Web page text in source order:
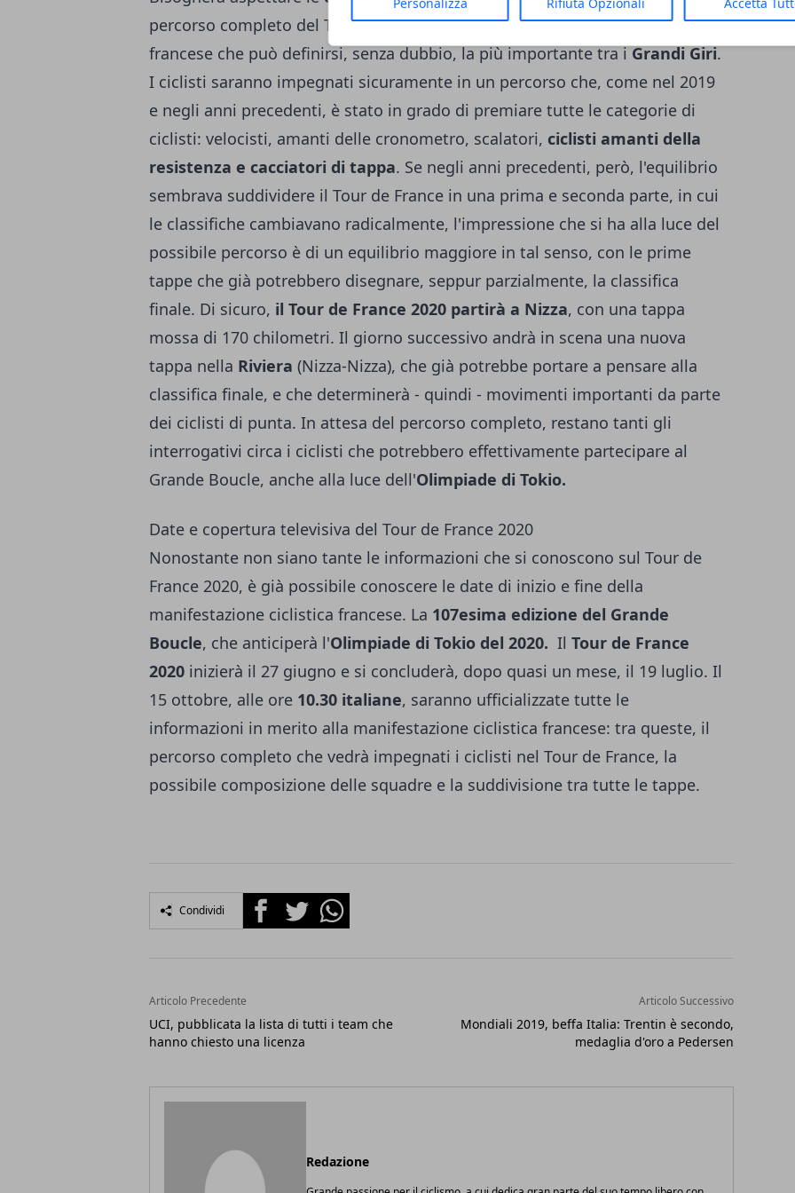
percorso completo del Tour de France 2020, la manifestazione ciclistica
francese che può definirsi, senza dubbio, la più importante tra i Grandi Giri.
I ciclisti saranno impegnati sicuramente in un percorso che, come nel 2019
e negli anni precedenti, è stato in grado di premiare tutte le categorie di
ciclisti: velocisti, amanti delle cronometro, scalatori, ciclisti amanti della
resistenza e cacciatori di tappa. Se negli anni precedenti, però, l'equilibrio
sembrava suddividere il Tour de France in una prima e seconda parte, in cui
le classifiche cambiavano radicalmente, l'impressione che si ha alla luce del
possibile percorso è di un equilibrio maggiore in tal senso, con le prime
tappe che già potrebbero disegnare, seppur parzialmente, la classifica
finale. Di sicuro, il Tour de France 2020 partirà a Nizza, con una tappa
mossa di 170 chilometri. Il giorno successivo andrà in scena una nuova
tappa nella Riviera (Nizza-Nizza), che già potrebbe portare a pensare alla
classifica finale, e che determinerà - quindi - movimenti importanti da parte
dei ciclisti di punta. In attesa del percorso completo, restano tanti gli
interrogativi circa i ciclisti che potrebbero effettivamente partecipare al
Grande Boucle, anche alla luce dell'Olimpiade di Tokio.
Date e copertura televisiva del Tour de France 2020
Nonostante non siano tante le informazioni che si conoscono sul Tour de
France 2020, è già possibile conoscere le date di inizio e fine della
manifestazione ciclistica francese. La 107esima edizione del Grande
Boucle, che anticiperà l'Olimpiade di Tokio del 2020. Il Tour de France
2020 inizierà il 27 giugno e si concluderà, dopo quasi un mese, il 19 luglio. Il
15 ottobre, alle ore 10.30 italiane, saranno ufficializzate tutte le
informazioni in merito alla manifestazione ciclistica francese: tra queste, il
percorso completo che vedrà impegnati i ciclisti nel Tour de France, la
possibile composizione delle squadre e la suddivisione tra tutte le tappe.
Condividi FacebookTwitterWhatsapp
Articolo Precedente
UCI, pubblicata la lista di tutti i team che
hanno chiesto una licenza
Articolo Successivo
Mondiali 2019, beffa Italia: Trentin è secondo,
medaglia d'oro a Pedersen
Redazione